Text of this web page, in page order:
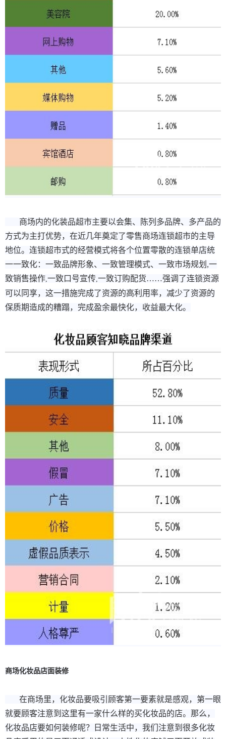
商场内的化装品超市主要以会集、陈列多品牌、多产品的
方式为主打优势，在近几年奠定了零售商场连锁超市的主导
地位。连锁超市式的经营模式将各个位置零散的连锁单店统
一一致化：一致品牌形象、一致管理模式、一致市场规划,一
致销售操作,一致口号宣传,一致订购配货……强调了连锁资源
可以同享，这一措施完成了资源的高利用率，减少了资源的
保质期造成的糟蹋，完成盈余最快化，收益最大化。
商场化妆品店面装修
在商场里，化妆品要吸引顾客第一要素就是感观，第一眼
就要顾客注意到这里有一家什么样的买化妆品的店。那么，
化妆品店要如何装修呢？日常生活中，我们注意到很多化妆